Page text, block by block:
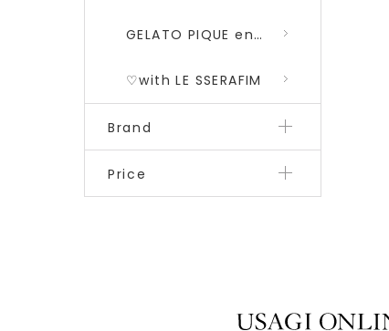
GELATO PIQUE encounters DRAGON QUEST 勇者鬥惡龍 二彈
♡with LE SSERAFIM
Brand
Price